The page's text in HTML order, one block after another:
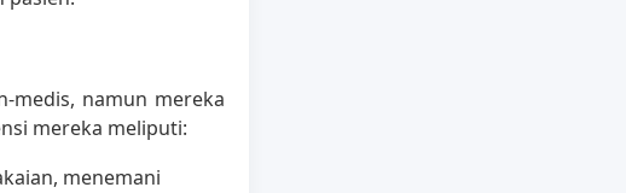
medis, namun mereka
mereka meliputi:
menemani